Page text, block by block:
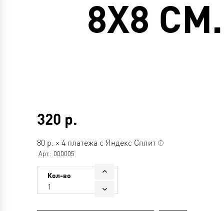
320 р.
80 р. × 4 платежа с Яндекс Сплит
Арт.: 000005
Кол-во
1